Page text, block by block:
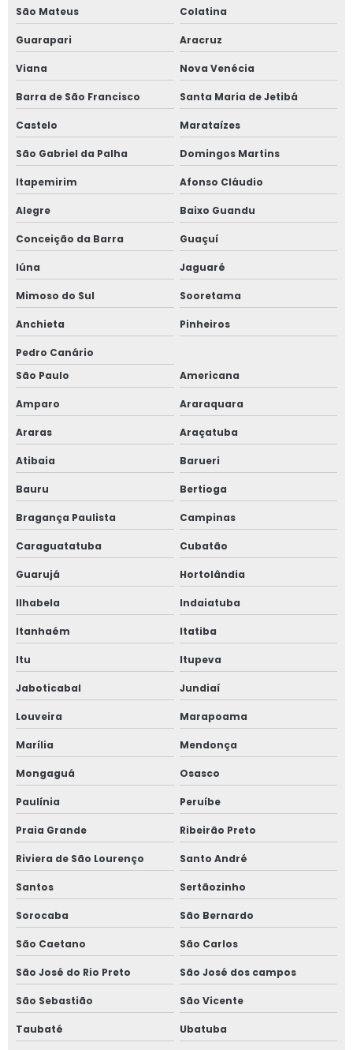
Corte de chapas a laser
Corte de chapas de aço
Corte de chapas de aço a laser
Corte de chapas de aço a plasma
Corte e dobra de ferro
Corte e dobra de metais
Corte e dobra de tubos de aço
Corte plasma cnc preço
Curvador de tubos de aço
Curvamento de tubos a frio
Curvamento em tubos
Curvar tubos de aço
Dispositivo para soldagem
Dispositivo para usinagem
Dobra de tubo redondo
Dobra de tubos cnc
Dobra em tubos aço
Dobras de chapas de aço
Dobras de tubos
Dobras em chapas metálicas
Empresa automação industrial
Empresa de automação industrial sp
Empresa de corte de metais
Empresa de dobra de tubos
Empresa de projetos de engenharia mecânica
Empresa engenharia mecanica
Estampagem de aço
São Mateus Colatina
Guarapari Aracruz
Viana Nova Venécia
Barra de São Francisco Santa Maria de Jetibá
Castelo Marataízes
São Gabriel da Palha Domingos Martins
Itapemirim Afonso Cláudio
Alegre Baixo Guandu
Conceição da Barra Guaçuí
Iúna Jaguaré
Mimoso do Sul Sooretama
Anchieta Pinheiros
Pedro Canário
São Paulo
Americana
Amparo Araraquara
Araras Araçatuba
Atibaia Barueri
Bauru Bertioga
Bragança Paulista Campinas
Caraguatatuba Cubatão
Guarujá Hortolândia
Ilhabela Indaiatuba
Itanhaém Itatiba
Itu Itupeva
Jaboticabal Jundiaí
Louveira Marapoama
Marília Mendonça
Mongaguá Osasco
Paulínia Peruíbe
Praia Grande Ribeirão Preto
Riviera de São Lourenço Santo André
Santos Sertãozinho
Sorocaba São Bernardo
São Caetano São Carlos
São José do Rio Preto São José dos campos
São Sebastião São Vicente
Taubaté Ubatuba